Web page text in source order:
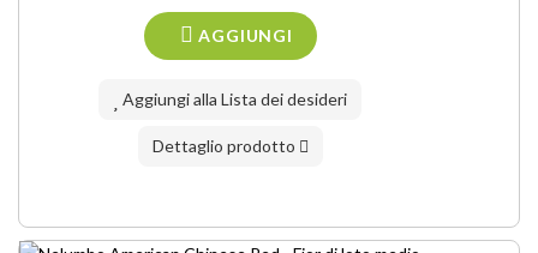
AGGIUNGI
Aggiungi alla Lista dei desideri
Dettaglio prodotto